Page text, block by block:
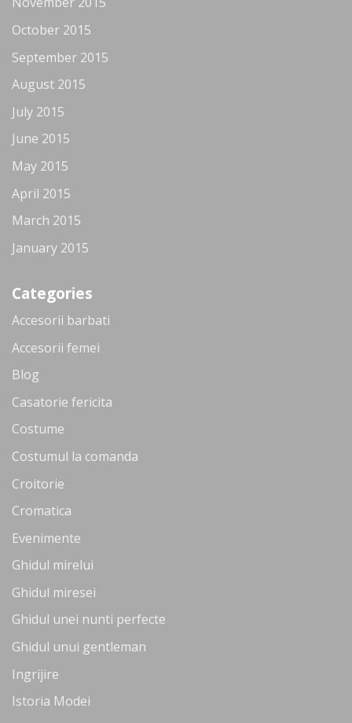
October 2015
September 2015
August 2015
July 2015
June 2015
May 2015
April 2015
March 2015
January 2015
Categories
Accesorii barbati
Accesorii femei
Blog
Casatorie fericita
Costume
Costumul la comanda
Croitorie
Cromatica
Evenimente
Ghidul mirelui
Ghidul miresei
Ghidul unei nunti perfecte
Ghidul unui gentleman
Ingrijire
Istoria Modei